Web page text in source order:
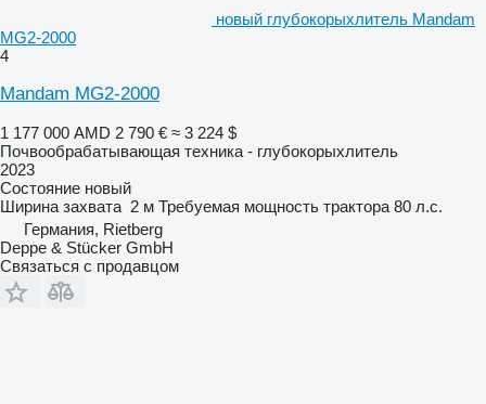
новый глубокорыхлитель Mandam
MG2-2000
4
Mandam MG2-2000
1 177 000 AMD 2 790 € ≈ 3 224 $
Почвообрабатывающая техника - глубокорыхлитель
2023
Состояние новый
Ширина захвата 2 м Требуемая мощность трактора 80 л.с.
Германия, Rietberg
Deppe & Stücker GmbH
Связаться с продавцом